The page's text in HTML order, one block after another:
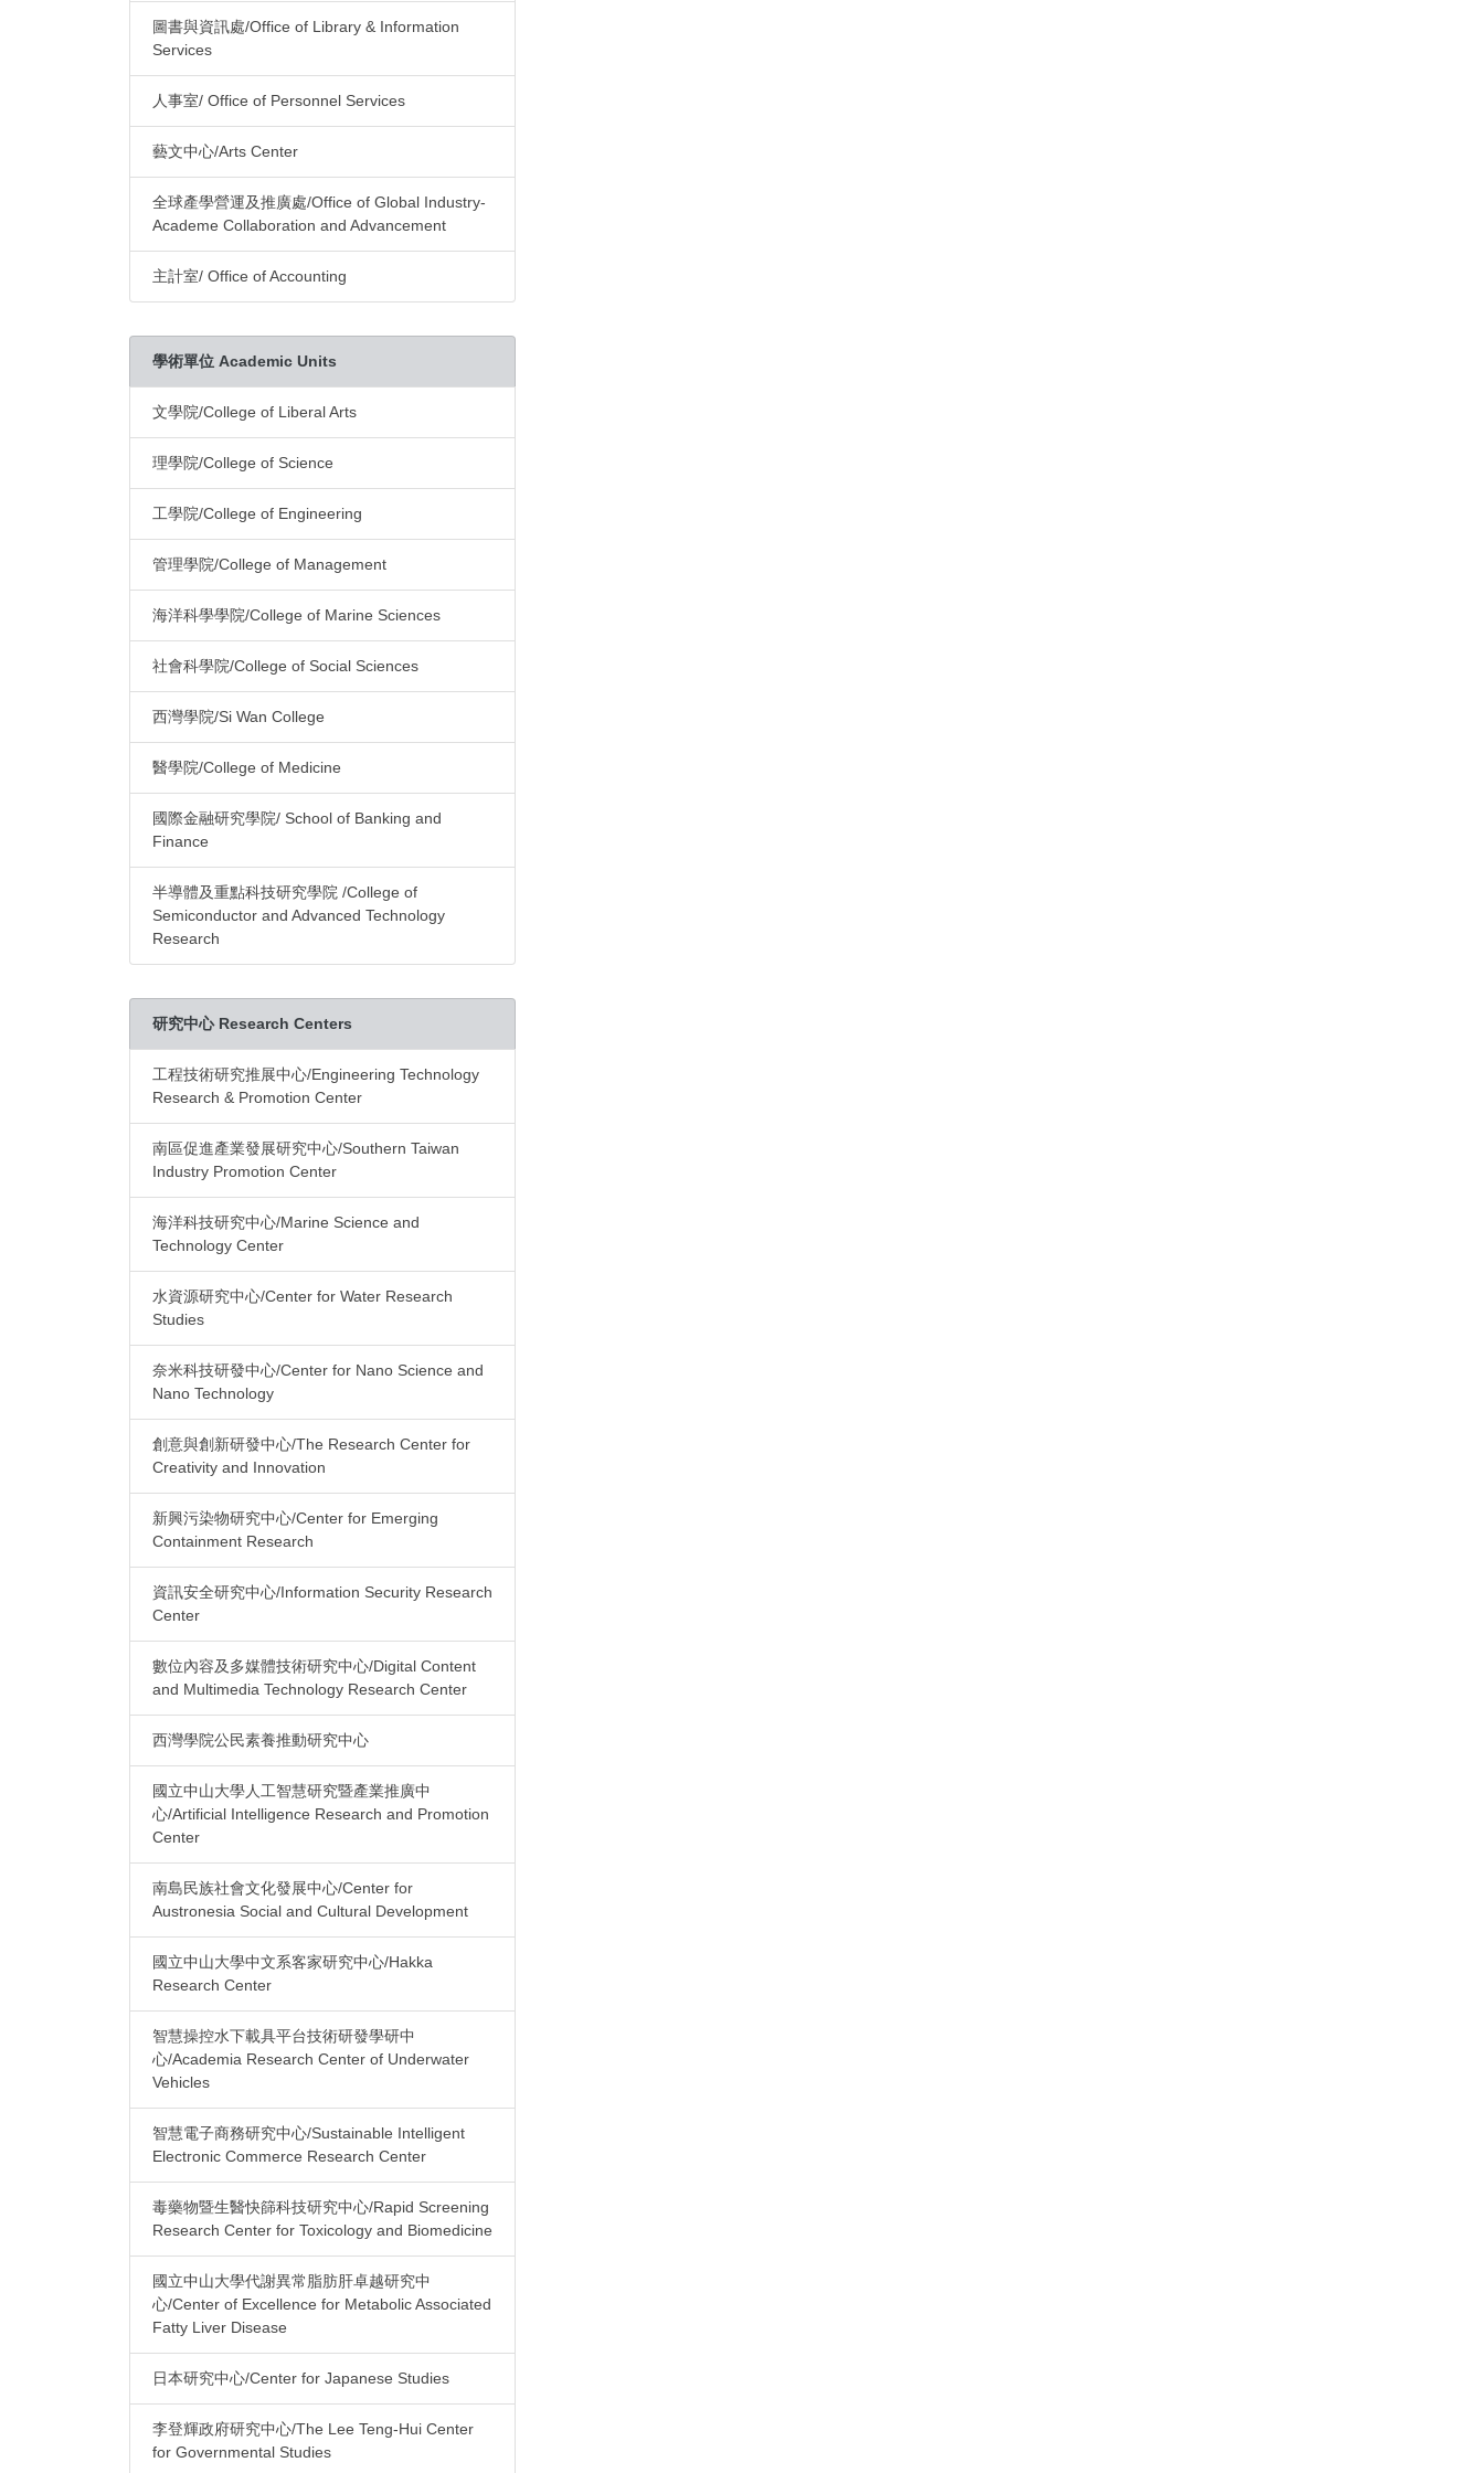
圖書與資訊處/Office of Library & Information
Services
人事室/ Office of Personnel Services
藝文中心/Arts Center
全球產學營運及推廣處/Office of Global Industry-
Academe Collaboration and Advancement
主計室/ Office of Accounting
學術單位 Academic Units
文學院/College of Liberal Arts
理學院/College of Science
工學院/College of Engineering
管理學院/College of Management
海洋科學學院/College of Marine Sciences
社會科學院/College of Social Sciences
西灣學院/Si Wan College
醫學院/College of Medicine
國際金融研究學院/ School of Banking and
Finance
半導體及重點科技研究學院 /College of
Semiconductor and Advanced Technology
Research
研究中心 Research Centers
工程技術研究推展中心/Engineering Technology
Research & Promotion Center
南區促進產業發展研究中心/Southern Taiwan
Industry Promotion Center
海洋科技研究中心/Marine Science and
Technology Center
水資源研究中心/Center for Water Research
Studies
奈米科技研發中心/Center for Nano Science and
Nano Technology
創意與創新研發中心/The Research Center for
Creativity and Innovation
新興污染物研究中心/Center for Emerging
Containment Research
資訊安全研究中心/Information Security Research
Center
數位內容及多媒體技術研究中心/Digital Content
and Multimedia Technology Research Center
西灣學院公民素養推動研究中心
國立中山大學人工智慧研究暨產業推廣中
心/Artificial Intelligence Research and Promotion
Center
南島民族社會文化發展中心/Center for
Austronesia Social and Cultural Development
國立中山大學中文系客家研究中心/Hakka
Research Center
智慧操控水下載具平台技術研發學研中
心/Academia Research Center of Underwater
Vehicles
智慧電子商務研究中心/Sustainable Intelligent
Electronic Commerce Research Center
毒藥物暨生醫快篩科技研究中心/Rapid Screening
Research Center for Toxicology and Biomedicine
國立中山大學代謝異常脂肪肝卓越研究中
心/Center of Excellence for Metabolic Associated
Fatty Liver Disease
日本研究中心/Center for Japanese Studies
李登輝政府研究中心/The Lee Teng-Hui Center
for Governmental Studies